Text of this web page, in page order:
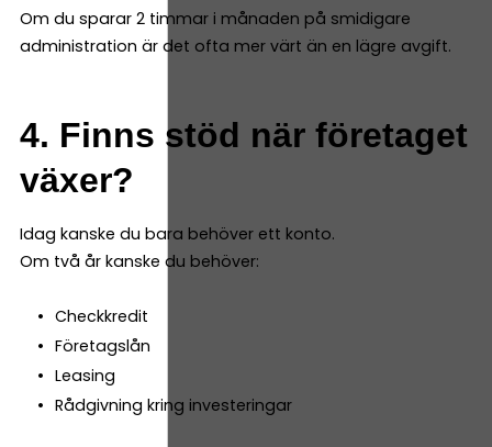
Om du sparar 2 timmar i månaden på smidigare
administration är det ofta mer värt än en lägre avgift.
4. Finns stöd när företaget
växer?
Idag kanske du bara behöver ett konto.
Om två år kanske du behöver:
Checkkredit
Företagslån
Leasing
Rådgivning kring investeringar